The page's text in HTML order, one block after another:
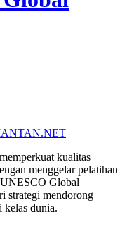
kualitas
menggelar pelatihan
UNESCO Global
strategi mendorong
kelas dunia.